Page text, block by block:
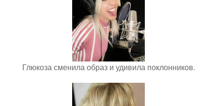
Глюкоза сменила образ и удивила поклонников.